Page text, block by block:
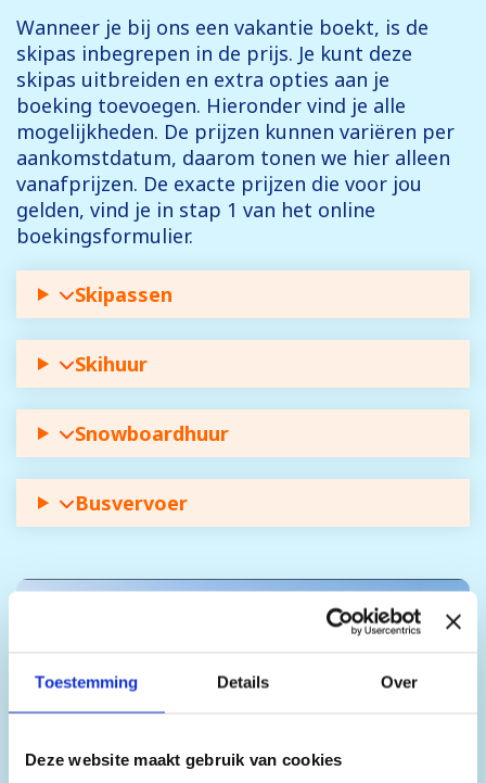
Toestemming Details Over
Deze website maakt gebruik van cookies
Wanneer je bij ons een vakantie boekt, is de
skipas inbegrepen in de prijs. Je kunt deze
skipas uitbreiden en extra opties aan je
boeking toevoegen. Hieronder vind je alle
mogelijkheden. De prijzen kunnen variëren per
aankomstdatum, daarom tonen we hier alleen
vanafprijzen. De exacte prijzen die voor jou
gelden, vind je in stap 1 van het online
boekingsformulier.
Skipassen
Skihuur
Snowboardhuur
Busvervoer